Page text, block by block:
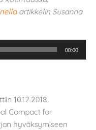
artikkelin Susanna
00:00
10.12.2018
Compact for
hyväksymiseen